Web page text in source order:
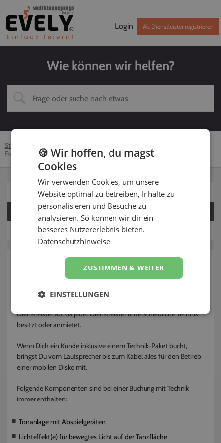
Login Als Dienstleister registrieren
Wie können wir helfen?
Startseite
Fragen zu Technik und Ausstattung
Welche Technik inklusive
Für Kunden
Für Dienstleister
Dienstleister ab, da jeder Dienstleister unterschiedliche Technik
besitzt oder anmietet.
Wenn Dich ein Kunde inklusive einem Technik-Paket bucht,
bringst Du vom Lautsprecher bis zum Kabel alles für den Betrieb
einer mobilen Disko mit.
Folgende Komponenten sind bei einer Buchung mit Technik
immer enthalten:
Tonanlage mit Abspielgeräten
Lichteffekt(e) für bewegtes Licht auf der Tanzfläche
🍪 Wir hoffen, du magst
Cookies
Wir verwenden Cookies, um unsere
Website optimal zu betreiben, Inhalte zu
personalisieren und Besuche zu
analysieren. So können wir dir ein
besseres Nutzererlebnis bieten.
Datenschutzhinweise
ZUSTIMMEN & WEITER
EINSTELLUNGEN